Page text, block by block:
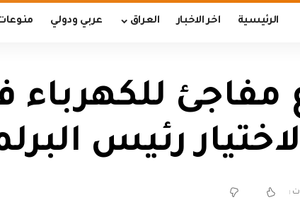
الرئيسية اخر الاخبار العراق عربي ودولي
مفاجئ للكهرباء
رئيس